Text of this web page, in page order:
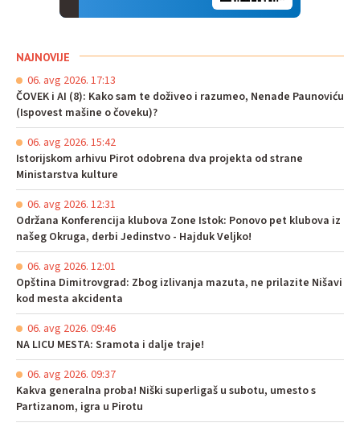
NAJNOVIJE
06. avg 2026. 17:13
ČOVEK i AI (8): Kako sam te doživeo i razumeo, Nenade Paunoviću
(Ispovest mašine o čoveku)?
06. avg 2026. 15:42
Istorijskom arhivu Pirot odobrena dva projekta od strane
Ministarstva kulture
06. avg 2026. 12:31
Održana Konferencija klubova Zone Istok: Ponovo pet klubova iz
našeg Okruga, derbi Jedinstvo - Hajduk Veljko!
06. avg 2026. 12:01
Opština Dimitrovgrad: Zbog izlivanja mazuta, ne prilazite Nišavi
kod mesta akcidenta
06. avg 2026. 09:46
NA LICU MESTA: Sramota i dalje traje!
06. avg 2026. 09:37
Kakva generalna proba! Niški superligaš u subotu, umesto s
Partizanom, igra u Pirotu